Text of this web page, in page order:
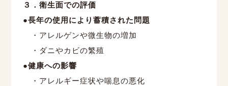
３．衛生面での評価
●長年の使用により蓄積された問題
・アレルゲンや微生物の増加
・ダニやカビの繁殖
●健康への影響
・アレルギー症状や喘息の悪化